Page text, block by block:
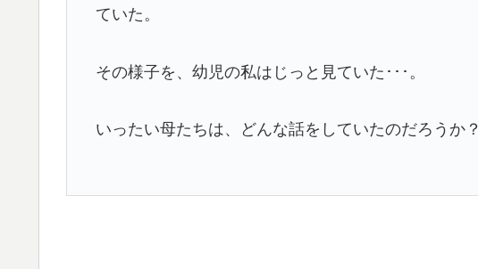
ていた。
その様子を、幼児の私はじっと見ていた･･･。
いったい母たちは、どんな話をしていたのだろうか？